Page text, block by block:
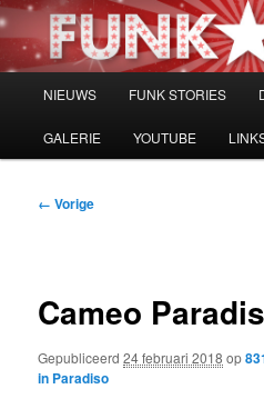
Spring
naar
NIEUWS FUNK STORIES
GALERIE YOUTUBE
Afbeeldingsnavigatie
← Vorige
Cameo
Gepubliceerd24 februari 2018 op
in Paradiso